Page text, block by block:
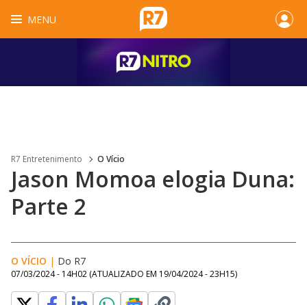
MENU
R7 Entretenimento O Vício
Jason Momoa elogia Duna:
Parte 2
O VÍCIO | Do R7
07/03/2024 - 14H02 (ATUALIZADO EM 19/04/2024 - 23H15)